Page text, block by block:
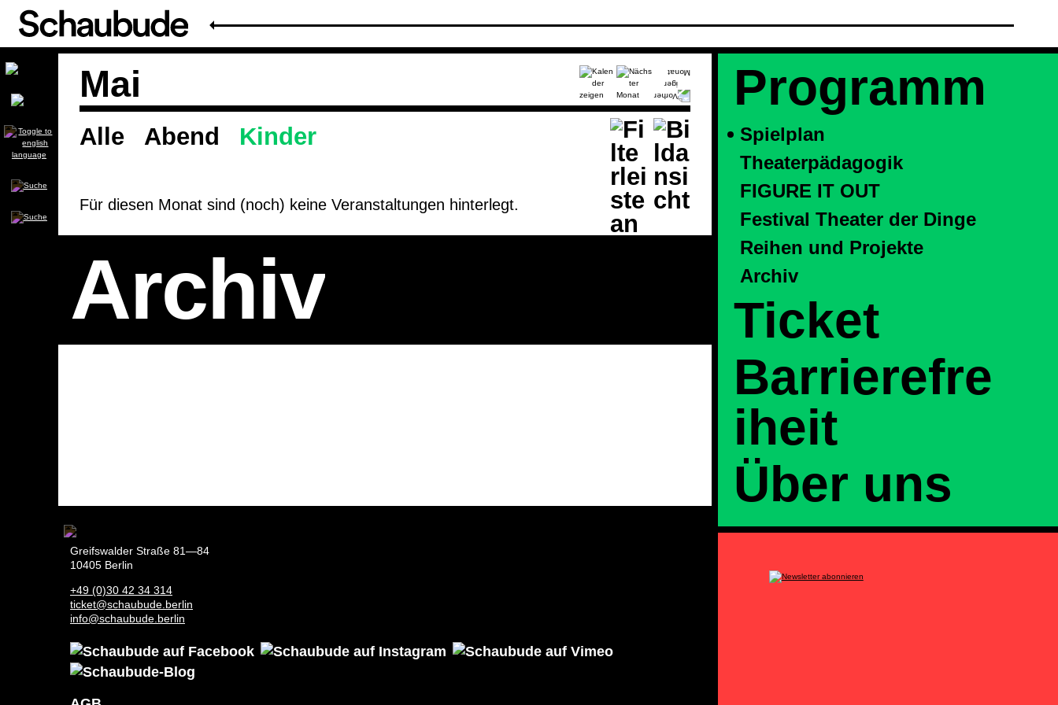
Programm
Spielplan
Theaterpädagogik
FIGURE IT OUT
Festival Theater der Dinge
Reihen und Projekte
Archiv
Ticket
Barrierefre
iheit
Über uns
Mai
Alle Abend Kinder
Spielplan
Für diesen Monat sind (noch) keine Veranstaltungen hinterlegt.
Archiv
Greifswalder Straße 81—84
10405 Berlin
+49 (0)30 42 34 314
ticket@schaubude.berlin
info@schaubude.berlin